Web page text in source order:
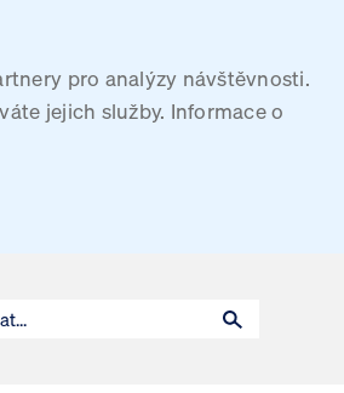
pro analýzy návštěvnosti.
jejich služby. Informace o